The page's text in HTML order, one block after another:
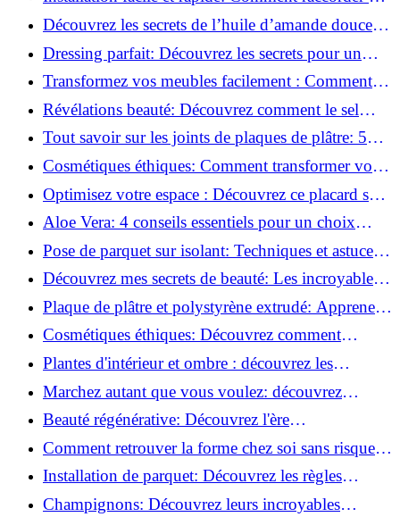
luminaire au plafond!
Découvrez les secrets de l’huile d’amande douce :
Pourquoi vous devez l'adopter!
Dressing parfait: Découvrez les secrets pour un
rangement optimal!
Transformez vos meubles facilement : Comment
installer des roulettes en un clin d'œil !
Révélations beauté: Découvrez comment le sel
transforme votre routine!
Tout savoir sur les joints de plaques de plâtre: 5
questions clés pour comprendre les fissures!
Cosmétiques éthiques: Comment transformer votre
routine beauté!
Optimisez votre espace : Découvrez ce placard sous
rampant à portes coulissantes!
Aloe Vera: 4 conseils essentiels pour un choix
parfait!
Pose de parquet sur isolant: Techniques et astuces
pour un sol parfait!
Découvrez mes secrets de beauté: Les incroyables
vertus du raisin!
Plaque de plâtre et polystyrène extrudé: Apprenez
à les coller efficacement!
Cosmétiques éthiques: Découvrez comment
transformer votre routine beauté!
Plantes d'intérieur et ombre : découvrez les
meilleures pour votre maison !
Marchez autant que vous voulez: découvrez
pourquoi c'est bénéfique!
Beauté régénérative: Découvrez l'ère
révolutionnaire de la cosmétique verte!
Comment retrouver la forme chez soi sans risque
de blessure: Techniques et conseils sûrs!
Installation de parquet: Découvrez les règles
essentielles à respecter!
Champignons: Découvrez leurs incroyables